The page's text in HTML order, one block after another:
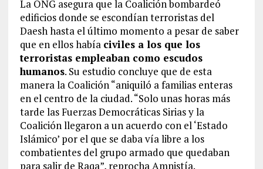
La ONG asegura que la Coalición bombardeó
edificios donde se escondían terroristas del
Daesh hasta el último momento a pesar de saber
que en ellos había civiles a los que los
terroristas empleaban como escudos
humanos. Su estudio concluye que de esta
manera la Coalición “aniquiló a familias enteras
en el centro de la ciudad. “Solo unas horas más
tarde las Fuerzas Democráticas Sirias y la
Coalición llegaron a un acuerdo con el ‘Estado
Islámico’ por el que se daba vía libre a los
combatientes del grupo armado que quedaban
para salir de Raqa”, reprocha Amnistía.